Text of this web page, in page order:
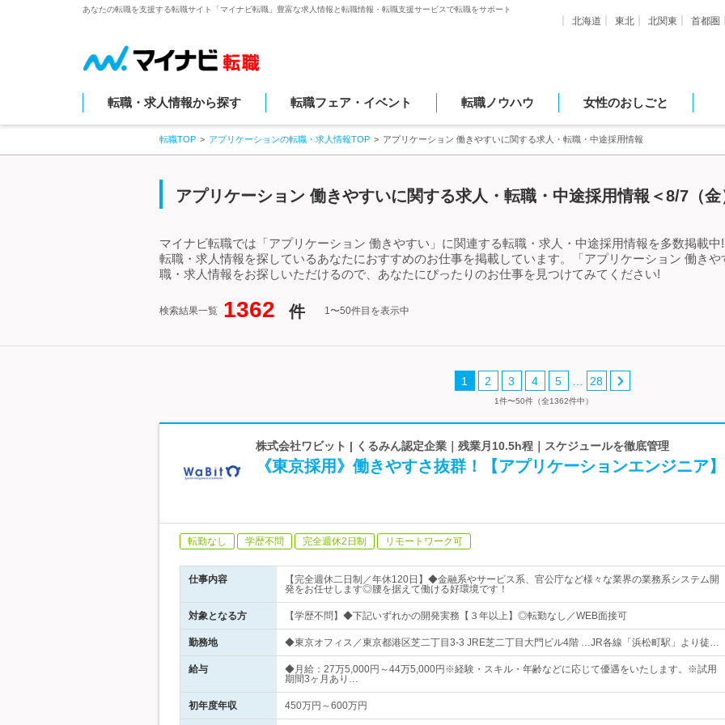
あなたの転職を支援する転職サイト「マイナビ転職」豊富な求人情報と転職情報・転職支援サービスで転職をサポート
北海道 東北 北関東 首都圏
転職・求人情報から探す 転職フェア・イベント 転職ノウハウ 女性のおしごと
転職TOP アプリケーションの転職・求人情報TOP アプリケーション 働きやすいに関する求人・転職・中途採用情報
アプリケーション 働きやすいに関する求人・転職・中途採用情報＜8/7（
マイナビ転職では「アプリケーション 働きやすい」に関連する転職・求人・中途採用情報を多数掲載
転職・求人情報を探しているあなたにおすすめのお仕事を掲載しています。「アプリケーション 働き
職・求人情報をお探しいただけるので、あなたにぴったりのお仕事を見つけてみてください!
検索結果一覧 1362 件 1〜50件目を表示中
1 2 3 4 5 28
1件〜50件（全1362件中）
株式会社ワビット | くるみん認定企業｜残業月10.5h程｜スケジュールを徹底管理
《東京採用》働きやすさ抜群！【アプリケーションエンジニア】
転勤なし 学歴不問 完全週休2日制 リモートワーク可
仕事内容
【完全週休二日制／年休120日】◆金融系やサービス系、官公庁など様々な業界の業務系システム開
発をお任せします◎腰を据えて働ける好環境です！
対象となる方 【学歴不問】◆下記いずれかの開発実務【３年以上】◎転勤なし／WEB面接可
勤務地 ◆東京オフィス／東京都港区芝二丁目3-3 JRE芝二丁目大門ビル4階 …JR各線「浜松町駅」より徒…
給与
◆月給：27万5,000円～44万5,000円※経験・スキル・年齢などに応じて優遇をいたします。※試用
期間3ヶ月あり…
初年度年収 450万円～600万円